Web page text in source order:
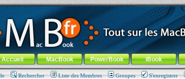
100% Apple... 100% nomade !
-Aller au menu général-Aller au menu de la rubrique
général
Accueil MacBook PowerBook iBook
Rechercher Liste des Membres Groupes S'enregistrer